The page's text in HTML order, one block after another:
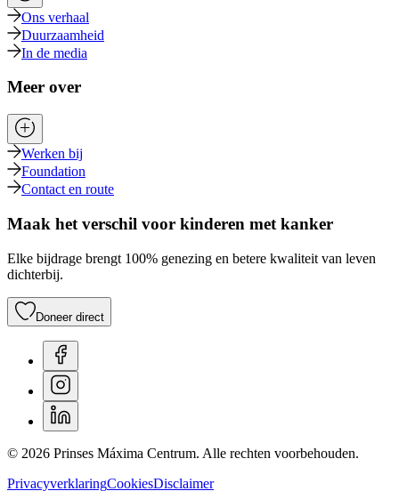
Ons verhaal
Duurzaamheid
In de media
Meer over
Werken bij
Foundation
Contact en route
Maak het verschil voor kinderen met kanker
Elke bijdrage brengt 100% genezing en betere kwaliteit van leven
dichterbij.
Doneer direct
© 2026 Prinses Máxima Centrum. Alle rechten voorbehouden.
PrivacyverklaringCookiesDisclaimer